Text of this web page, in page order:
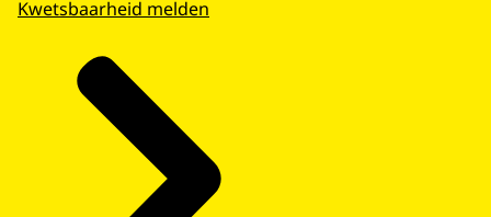
Kwetsbaarheid melden